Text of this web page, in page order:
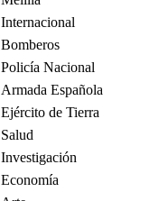
Internacional
Bomberos
Policía Nacional
Armada Española
Ejército de Tierra
Salud
Investigación
Economía